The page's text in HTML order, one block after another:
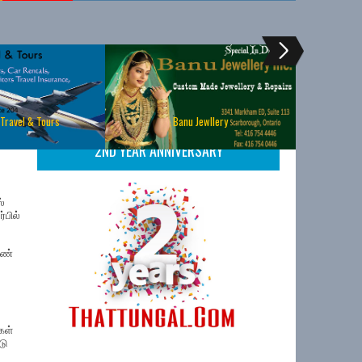
& Tours Banu Jewllery
2ND YEAR ANNIVERSARY